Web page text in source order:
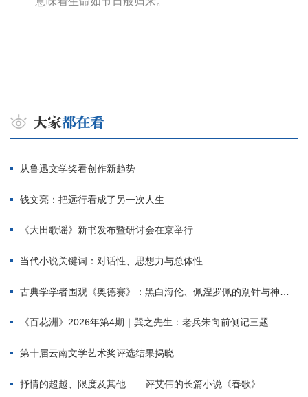
从鲁迅文学奖看创作新趋势
钱文亮：把远行看成了另一次人生
《大田歌谣》新书发布暨研讨会在京举行
当代小说关键词：对话性、思想力与总体性
古典学学者围观《奥德赛》：黑白海伦、佩涅罗佩的别针与神秘入侵者
《百花洲》2026年第4期｜巽之先生：老兵朱向前侧记三题
第十届云南文学艺术奖评选结果揭晓
抒情的超越、限度及其他——评艾伟的长篇小说《春歌》